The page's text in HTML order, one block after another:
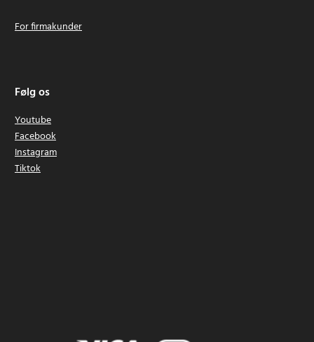
For firmakunder
Følg os
Youtube
Facebook
Instagram
Tiktok